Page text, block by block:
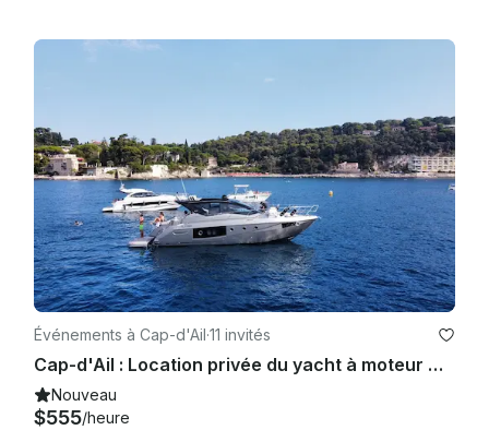
Événements à Cap-d'Ail·11 invités
Cap-d'Ail : Location privée du yacht à moteur Cranchi 44HT sur la Côte d'Azur
Nouveau
$555/heure